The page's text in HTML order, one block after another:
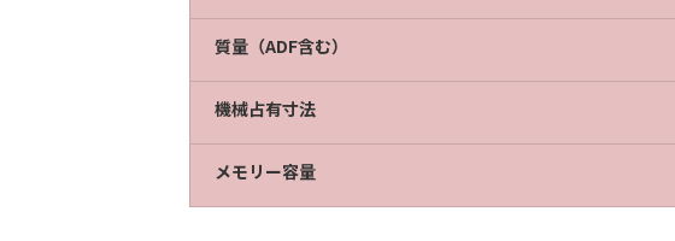
質量（ADF含む）
機械占有寸法
メモリー容量